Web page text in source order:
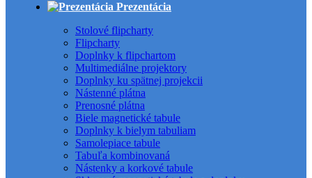
Prezentácia
Stolové flipcharty
Flipcharty
Doplnky k flipchartom
Multimediálne projektory
Doplnky ku spätnej projekcii
Nástenné plátna
Prenosné plátna
Biele magnetické tabule
Doplnky k bielym tabuliam
Samolepiace tabule
Tabuľa kombinovaná
Nástenky a korkové tabule